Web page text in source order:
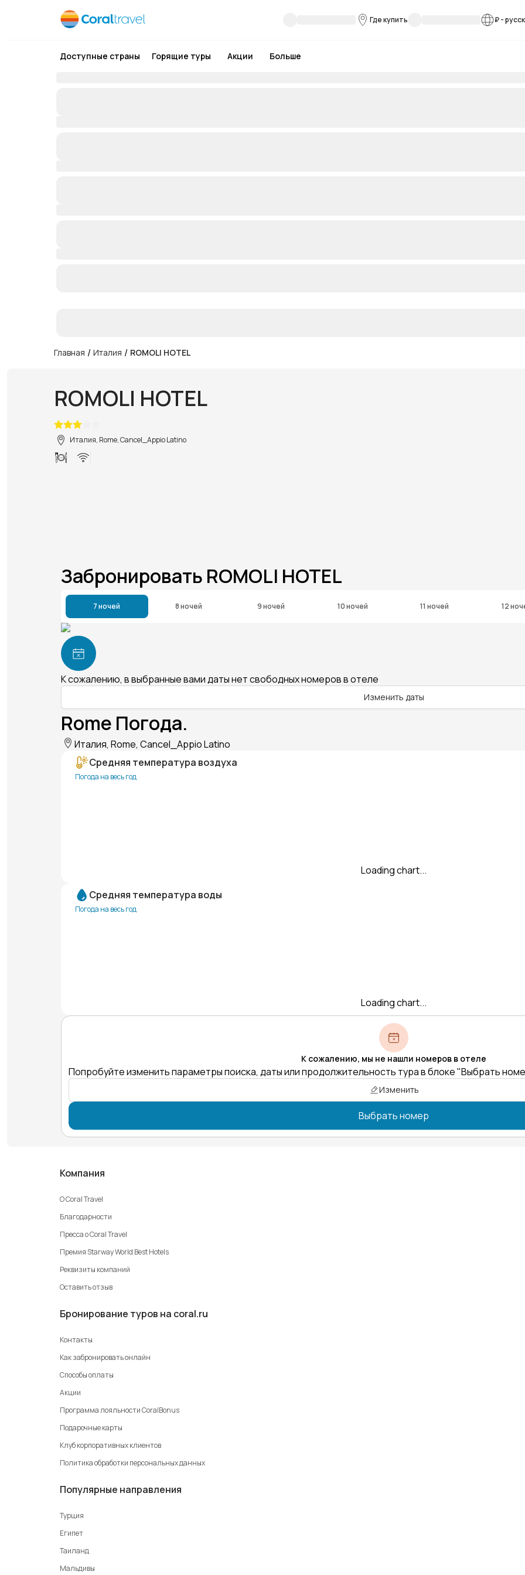
Где купить ₽-
Доступные страны Горящие туры Акции Больше
Главная / Италия / ROMOLI HOTEL
ROMOLI HOTEL
Италия, Rome, Cancel_Appio Latino
Забронировать ROMOLI HOTEL
7 ночей 8 ночей 9 ночей 10 ночей 11 ночей 12
К сожалению, в выбранные вами даты нет свободных номеров в отеле
Изменить даты
Rome Погода.
Италия, Rome, Cancel_Appio Latino
Средняя температура воздуха
Погода на весь год
Loading chart...
Средняя температура воды
Погода на весь год
Loading chart...
К сожалению, мы не нашли номеров в отеле
Попробуйте изменить параметры поиска, даты или продолжительность тура в блоке "Выбрать
Изменить
Выбрать номер
Компания
О Coral Travel
Благодарности
Пресса о Coral Travel
Премия Starway World Best Hotels
Реквизиты компаний
Оставить отзыв
Бронирование туров на coral.ru
Контакты
Как забронировать онлайн
Способы оплаты
Акции
Программа лояльности CoralBonus
Подарочные карты
Клуб корпоративных клиентов
Политика обработки персональных данных
Популярные направления
Турция
Египет
Таиланд
Мальдивы